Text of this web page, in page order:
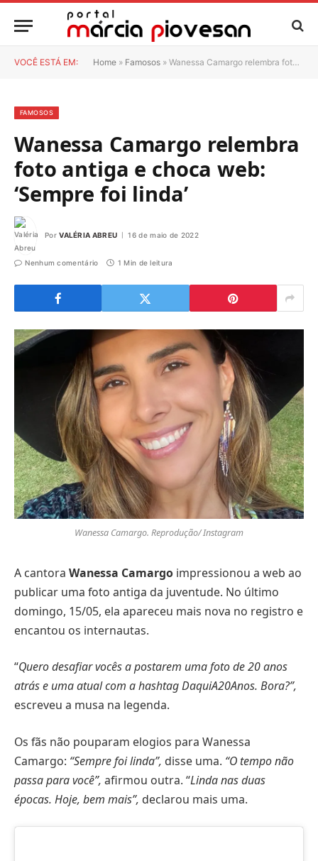
VOCÊ ESTÁ EM: Home » Famosos » Wanessa Camargo relembra foto antiga e choca web: ‘Sempre foi linda’
FAMOSOS
Wanessa Camargo relembra
foto antiga e choca web:
‘Sempre foi linda’
Por VALÉRIA ABREU 16 de maio de 2022
Nenhum comentário 1 Min de leitura
Wanessa Camargo. Reprodução/ Instagram
A cantora Wanessa Camargo impressionou a web ao
publicar uma foto antiga da juventude. No último
domingo, 15/05, ela apareceu mais nova no registro e
encantou os internautas.
“Quero desafiar vocês a postarem uma foto de 20 anos
atrás e uma atual com a hashtag DaquiA20Anos. Bora?”,
escreveu a musa na legenda.
Os fãs não pouparam elogios para Wanessa
Camargo: “Sempre foi linda”, disse uma. “O tempo não
passa para você”, afirmou outra. “Linda nas duas
épocas. Hoje, bem mais”, declarou mais uma.